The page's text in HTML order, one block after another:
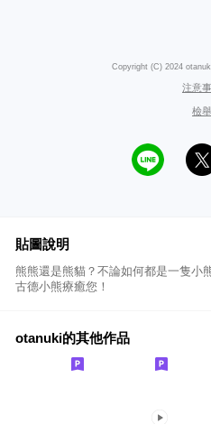
Copyright (C) 2024
注意
檢舉
貼圖說明
熊熊還是熊貓？不論如何都是一隻小
古德小熊療癒您！
otanuki的其他作品